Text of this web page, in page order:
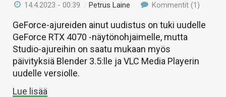
HAKU
14.4.2023 - 00:39 /Petrus Laine Kommentit (1)
GeForce-ajureiden ainut uudistus on tuki uudelle
GeForce RTX 4070 -näytönohjaimelle, mutta
Studio-ajureihin on saatu mukaan myös
päivityksiä Blender 3.5:lle ja VLC Media Playerin
uudelle versiolle.
Lue lisää